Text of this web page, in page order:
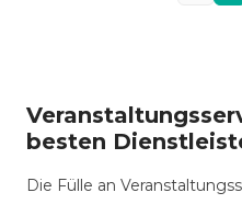
besten
Die Fülle an